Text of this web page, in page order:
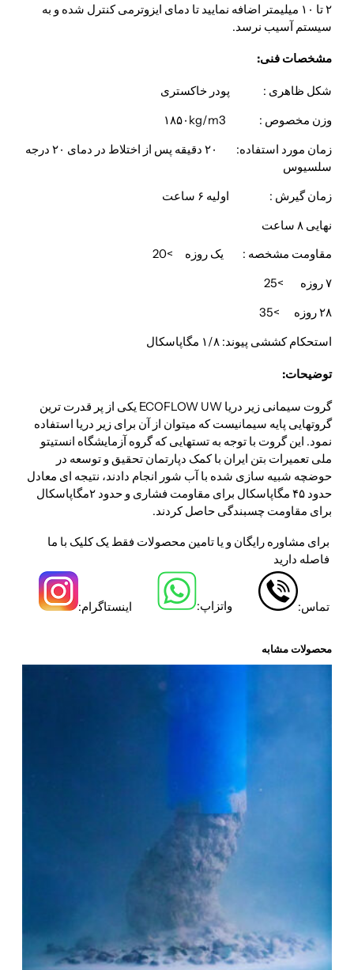
۲ تا ۱۰ میلیمتر اضافه نمایید تا دمای ایزوترمی کنترل شده و به
سیستم آسیب نرسد.
مشخصات فنی:
شکل ظاهری : پودر خاکستری
وزن مخصوص : ۱۸۵۰kg/m3
زمان مورد استفاده: ۲۰ دقیقه پس از اختلاط در دمای ۲۰ درجه
سلسیوس
زمان گیرش : اولیه ۶ ساعت
نهایی ۸ ساعت
مقاومت مشخصه : یک روزه >20
۷ روزه >25
۲۸ روزه >35
استحکام کششی پیوند: ۱/۸ مگاپاسکال
توضیحات:
گروت سیمانی زیر دریا ECOFLOW UW یکی از پر قدرت ترین
گروتهایی پایه سیمانیست که میتوان از آن برای زیر دریا استفاده
نمود. این گروت با توجه به تستهایی که گروه آزمایشگاه انستیتو
ملی تعمیرات بتن ایران با کمک دپارتمان تحقیق و توسعه در
حوضچه شبیه سازی شده با آب شور انجام دادند، نتیجه ای معادل
حدود ۴۵ مگاپاسکال برای مقاومت فشاری و حدود ۲مگاپاسکال
برای مقاومت چسبندگی حاصل کردند.
برای مشاوره رایگان و یا تامین محصولات فقط یک کلیک با ما
فاصله دارید
تماس: واتزاپ: اینستاگرام:
محصولات مشابه